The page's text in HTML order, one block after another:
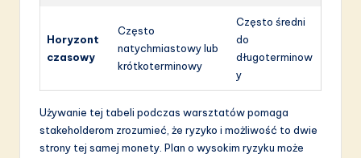
Horyzont
czasowy
Często
natychmiastowy lub
krótkoterminowy
Często średni
do
długoterminow
y
Używanie tej tabeli podczas warsztatów pomaga
stakeholderom zrozumieć, że ryzyko i możliwość to dwie
strony tej samej monety. Plan o wysokim ryzyku może